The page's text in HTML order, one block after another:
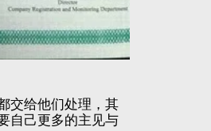
交给他们处理，其
自己更多的主见与